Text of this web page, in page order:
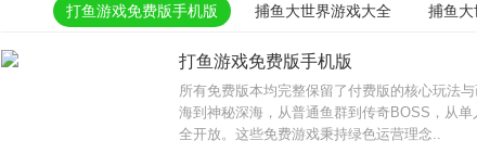
打鱼游戏免费版手机版 捕鱼大世界游戏大全 捕鱼大
打鱼游戏免费版手机版
所有免费版本均完整保留了付费版的核心玩法
海到神秘深海，从普通鱼群到传奇BOSS，从
全开放。这些免费游戏秉持绿色运营理念..